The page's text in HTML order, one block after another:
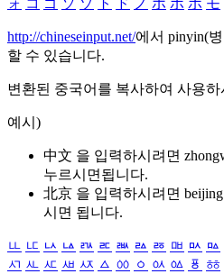
ォ コ ゴ ソ ゾ ト ド ノ ホ ボ ポ モ
http://chineseinput.net/에서 pinyin(
할 수 있습니다.
변환된 중국어를 복사하여 사용하
예시)
中文 을 입력하시려면
누르시면됩니다.
北京 을 입력하시려면 beijing
시면 됩니다.
ㅥ ㅦ ㅧ ㅨ ㅩ ㅪ ㅫ ㅬ ㅭ ㅮ ㅯ ㅰ
ㅺ ㅻ ㅼ ㅽ ㅾ ㅿ ㆀ ㆁ ㆂ ㆃ ㆄ ㆅ